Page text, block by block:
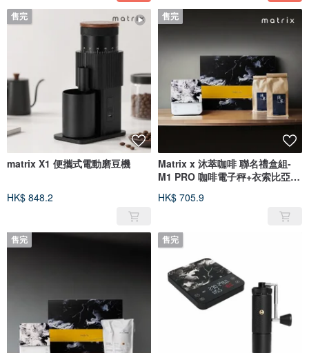
售完
matrix X1 便攜式電動磨豆機
HK$ 848.2
售完
Matrix x 沐萃咖啡 聯名禮盒組-
M1 PRO 咖啡電子秤+衣索比亞
HK$ 705.9
售完 售完